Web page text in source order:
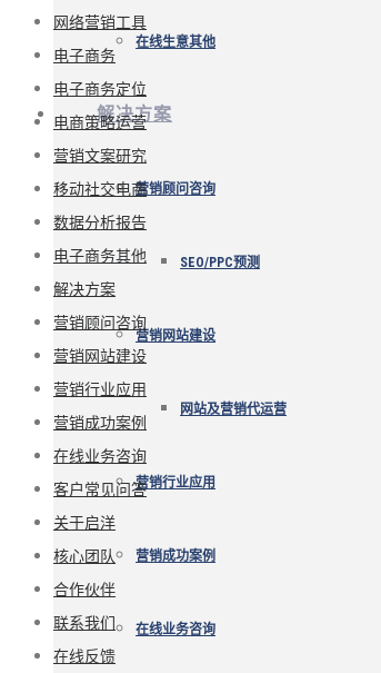
在线生意其他
解决方案
营销顾问咨询
SEO/PPC预测
营销网站建设
网站及营销代运营
营销行业应用
营销成功案例
在线业务咨询
网络营销工具
电子商务
电子商务定位
电商策略运营
营销文案研究
移动社交电商
数据分析报告
电子商务其他
解决方案
营销顾问咨询
营销网站建设
营销行业应用
营销成功案例
在线业务咨询
客户常见问答
关于启洋
核心团队
合作伙伴
联系我们
在线反馈